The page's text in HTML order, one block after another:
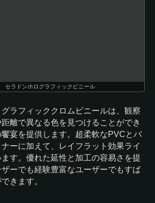
セラドンホログラフィックビニール
ラフィッククロムビニールは、観察
離で異なる色を見つけることができ
宴を提供します。超柔軟なPVCとバ
ーに加えて、レイフラット効果ライ
す。優れた延性と加工の容易さを提
ーでも経験豊富なユーザーでもすば
きます。